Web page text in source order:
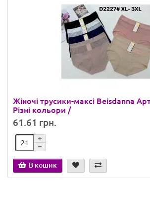
Жіночі трусики-максі Beisdanna
Різні кольори /
61.61 грн.
В кошик